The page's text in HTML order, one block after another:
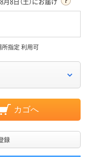
所指定 利用可
カゴへ
録